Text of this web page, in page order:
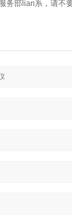
务部lian系，请不